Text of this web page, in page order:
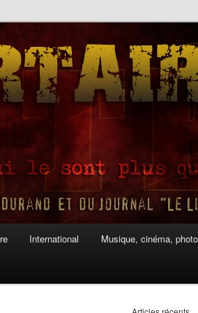
International Musique, cinéma,